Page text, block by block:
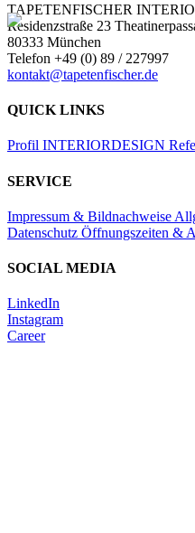
TAPETENFISCHER
Residenzstraße 23
80333 München
Telefon +49 (0) 89 / 227997
kontakt@tapetenfischer.de
QUICK LINKS
Profil INTERIORDESIGN
SERVICE
Impressum & Bildnachweise
Datenschutz Öffnungszeiten &
SOCIAL MEDIA
LinkedIn
Instagram
Career